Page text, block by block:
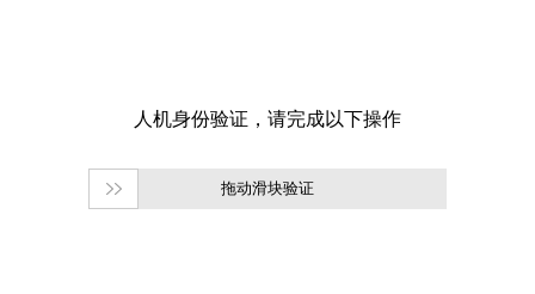
拖动滑块验证